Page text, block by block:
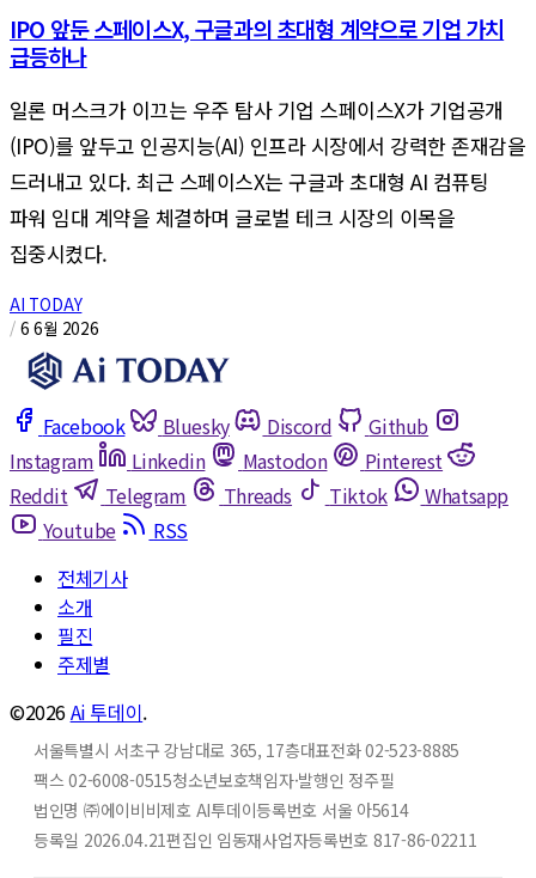
IPO 앞둔 스페이스X, 구글과의 초대형 계약으로 기업 가치
급등하나
일론 머스크가 이끄는 우주 탐사 기업 스페이스X가 기업공개
(IPO)를 앞두고 인공지능(AI) 인프라 시장에서 강력한 존재감을
드러내고 있다. 최근 스페이스X는 구글과 초대형 AI 컴퓨팅
파워 임대 계약을 체결하며 글로벌 테크 시장의 이목을
집중시켰다.
AI TODAY
/ 6 6월 2026
Facebook Bluesky Discord
Github
Instagram
Linkedin Mastodon
Pinterest
Reddit
Telegram Threads Tiktok
Whatsapp
Youtube
RSS
전체기사
소개
필진
주제별
©2026Ai 투데이.
서울특별시 서초구 강남대로 365, 17층대표전화 02-523-8885
팩스 02-6008-0515청소년보호책임자·발행인 정주필
법인명 ㈜에이비비제호 AI투데이등록번호 서울 아5614
등록일 2026.04.21편집인 임동재사업자등록번호 817-86-02211